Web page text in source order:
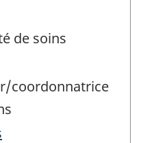
de soins
coordonnatrice